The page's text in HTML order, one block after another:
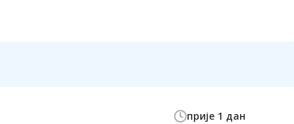
прије 1 дан